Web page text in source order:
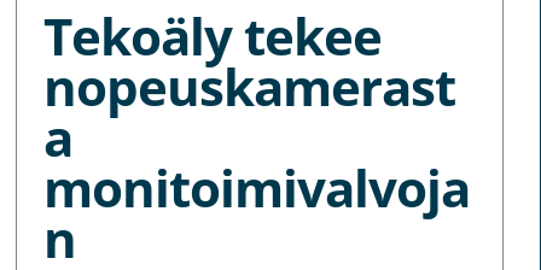
Tekoäly tekee
nopeuskamerast
a
monitoimivalvoja
n